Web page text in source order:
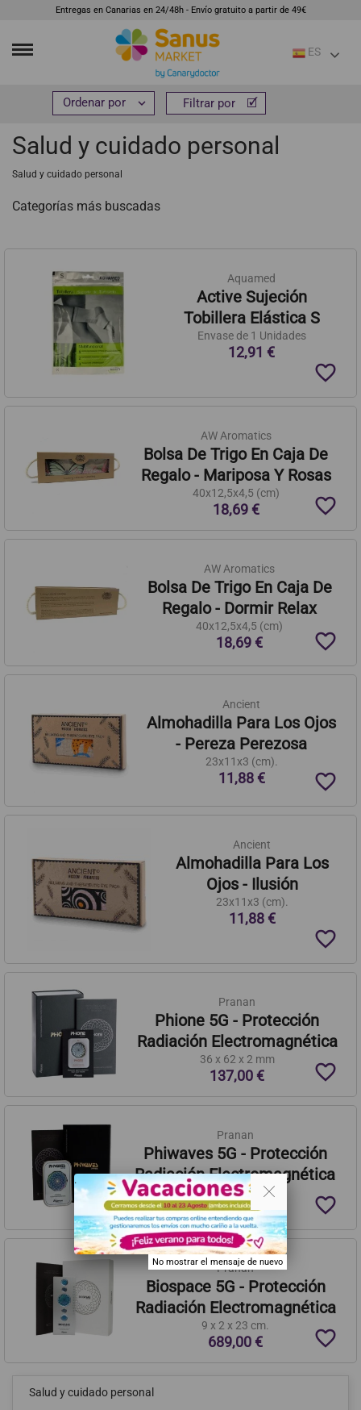
Entregas en Canarias en 24/48h - Envío gratuito a partir de 49€
ES
Hogar y bienestar Salud y cuidado personal
Salud y cuidado personal
Salud y cuidado personal
Categorías más buscadas
 Filtrar por
Aquamed
Active Sujeción
Tobillera Elástica S
Envase de 1 Unidades
12,91 €
favorite_border
AW Aromatics
Bolsa De Trigo En Caja De
Regalo - Mariposa Y Rosas
40x12,5x4,5 (cm)
18,69 € favorite_border
AW Aromatics
Bolsa De Trigo En Caja De
Regalo - Dormir Relax
40x12,5x4,5 (cm)
18,69 € favorite_border
Ancient
Almohadilla Para Los Ojos
- Pereza Perezosa
23x11x3 (cm).
11,88 € favorite_border
Ancient
Almohadilla Para Los
Ojos - Ilusión
23x11x3 (cm).
11,88 €
favorite_border
Pranan
Phione 5G - Protección
Radiación Electromagnética
36 x 62 x 2 mm
137,00 € favorite_border
Pranan
Phiwaves 5G - Protección
Radiación Electromagnética
83 x 52 x 5,4 mm.
224,00 € favorite_border
Pranan
Biospace 5G - Protección
Radiación Electromagnética
9 x 2 x 23 cm.
689,00 € favorite_border
 Filtrar por
Salud y cuidado personal
. .
No mostrar el mensaje de nuevo